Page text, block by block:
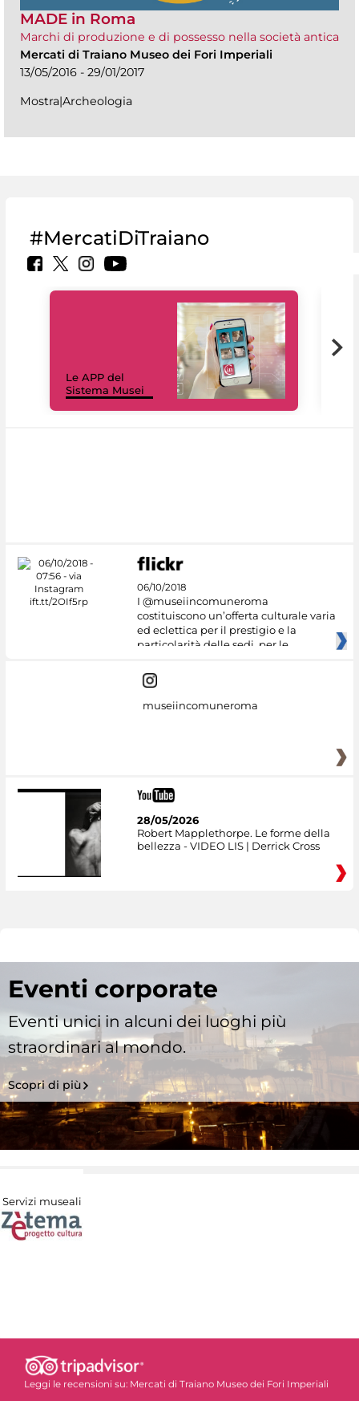
MADE in Roma
Marchi di produzione e di possesso nella società antica
Mercati di Traiano Museo dei Fori Imperiali
13/05/2016 - 29/01/2017
Mostra|Archeologia
#MercatiDiTraiano
Le APP del
Sistema Musei
06/10/2018
I @museiincomuneroma
costituiscono un’offerta culturale varia
ed eclettica per il prestigio e la
particolarità delle sedi, per le
museiincomuneroma
28/05/2026
Robert Mapplethorpe. Le forme della
bellezza - VIDEO LIS | Derrick Cross
Eventi corporate
Eventi unici in alcuni dei luoghi più
straordinari al mondo.
Scopri di più
Servizi museali
Leggi le recensioni su: Mercati di Traiano Museo dei Fori Imperiali